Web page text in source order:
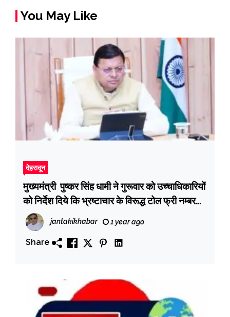
You May Like
देहरादून
मुख्यमंत्री पुष्कर सिंह धामी ने गुरूवार को उच्चाधिकारियों
को निर्देश दिये कि भ्रष्टाचार के विरूद्ध टोल फ्री नम्बर
1064 का व्यापक स्तर पर प्रचार किया जाए।
jantakikhabar 1 year ago
Share